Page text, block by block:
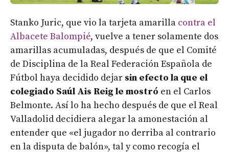
Stanko Juric, que vio la tarjeta amarilla contra el
Albacete Balompié, vuelve a tener solamente dos
amarillas acumuladas, después de que el Comité
de Disciplina de la Real Federación Española de
Fútbol haya decidido dejar sin efecto la que el
colegiado Saúl Ais Reig le mostró en el Carlos
Belmonte. Así lo ha hecho después de que el Real
Valladolid decidiera alegar la amonestación al
entender que «el jugador no derriba al contrario
en la disputa de balón», tal y como recogía el